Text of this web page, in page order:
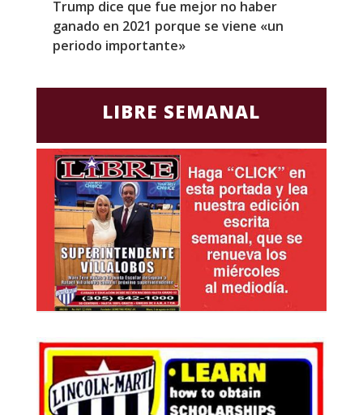
Trump dice que fue mejor no haber
ganado en 2021 porque se viene «un
periodo importante»
LIBRE SEMANAL